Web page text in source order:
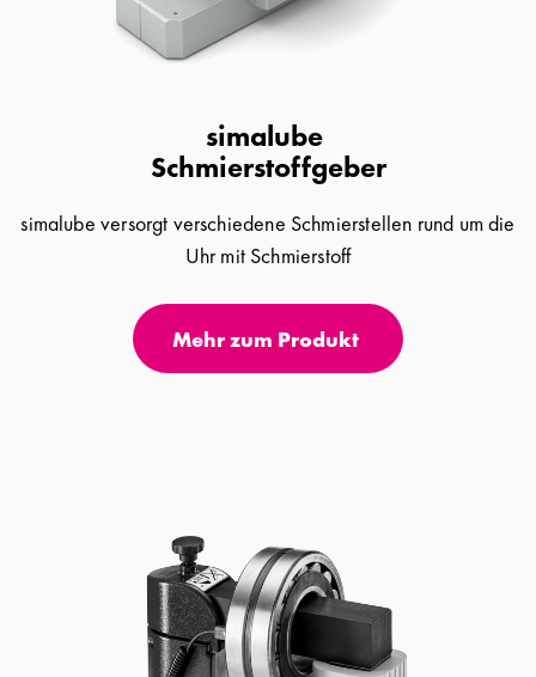
simalube
Schmierstoffgeber
simalube versorgt verschiedene Schmierstellen rund um die
Uhr mit Schmierstoff
Mehr zum Produkt